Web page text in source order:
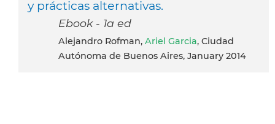
y prácticas alternativas.
Ebook - 1a ed
Alejandro Rofman, Ariel Garcia, Ciudad
Autónoma de Buenos Aires, January 2014